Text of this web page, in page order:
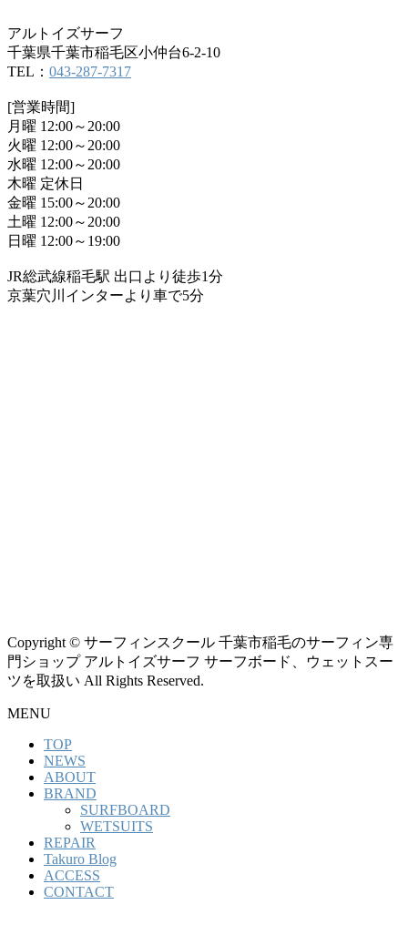
アルトイズサーフ
千葉県千葉市稲毛区小仲台6-2-10
TEL： 043-287-7317
[営業時間]
月曜 12:00～20:00
火曜 12:00～20:00
水曜 12:00～20:00
木曜 定休日
金曜 15:00～20:00
土曜 12:00～20:00
日曜 12:00～19:00
JR総武線稲毛駅 出口より徒歩1分
京葉穴川インターより車で5分
Copyright © サーフィンスクール 千葉市稲毛のサーフィン専
門ショップ アルトイズサーフ サーフボード、ウェットスー
ツを取扱い All Rights Reserved.
MENU
TOP
NEWS
ABOUT
BRAND
SURFBOARD
WETSUITS
REPAIR
Takuro Blog
ACCESS
CONTACT